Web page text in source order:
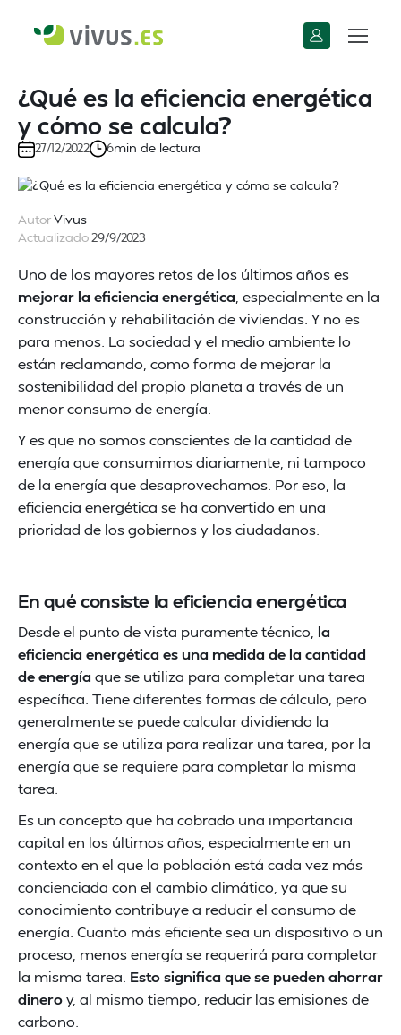
¿Qué es la eficiencia energética
y cómo se calcula?
27/12/2022 6min de lectura
AutorVivus
Actualizado29/9/2023
Uno de los mayores retos de los últimos años es
mejorar la eficiencia energética , especialmente en la
construcción y rehabilitación de viviendas. Y no es
para menos. La sociedad y el medio ambiente lo
están reclamando, como forma de mejorar la
sostenibilidad del propio planeta a través de un
menor consumo de energía.
Y es que no somos conscientes de la cantidad de
energía que consumimos diariamente, ni tampoco
de la energía que desaprovechamos. Por eso, la
eficiencia energética se ha convertido en una
prioridad de los gobiernos y los ciudadanos.
En qué consiste la eficiencia energética
Desde el punto de vista puramente técnico, la
eficiencia energética es una medida de la cantidad
de energía que se utiliza para completar una tarea
específica. Tiene diferentes formas de cálculo, pero
generalmente se puede calcular dividiendo la
energía que se utiliza para realizar una tarea, por la
energía que se requiere para completar la misma
tarea.
Es un concepto que ha cobrado una importancia
capital en los últimos años, especialmente en un
contexto en el que la población está cada vez más
concienciada con el cambio climático, ya que su
conocimiento contribuye a reducir el consumo de
energía. Cuanto más eficiente sea un dispositivo o un
proceso, menos energía se requerirá para completar
la misma tarea. Esto significa que se pueden ahorrar
dineroy, al mismo tiempo, reducir las emisiones de
carbono.